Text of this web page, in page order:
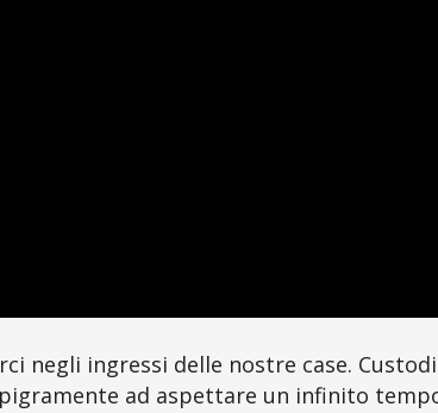
negli ingressi delle nostre case.
ad aspettare un infinito